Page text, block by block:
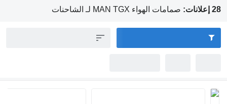
28 إعلانات: صمامات الهواء MAN TGX لـ الشاحنات